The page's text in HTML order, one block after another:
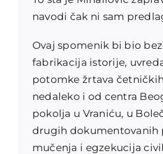
navodi čak ni sam
Ovaj spomenik bi bio
fabrikacija istorije,
potomke žrtava
nedaleko i od centra
pokolja u Vraniću, u
drugih dokumentovanih
mučenja i egzekucija